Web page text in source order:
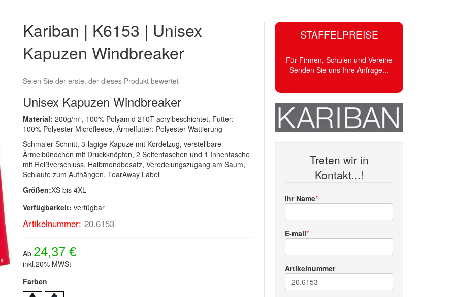
Kariban | K6153 | Unisex
Kapuzen Windbreaker
Seien Sie der erste, der dieses Produkt bewertet
Unisex Kapuzen Windbreaker
Material:200g/m², 100% Polyamid 210T acrylbeschichtet, Futter:
100% Polyester Microfleece, Ärmelfutter: Polyester Wattierung
Schmaler Schnitt, 3-lagige Kapuze mit Kordelzug, verstellbare
Ärmelbündchen mit Druckknöpfen, 2 Seitentaschen und 1 Innentasche
mit Reißverschluss, Halbmondbesatz, Veredelungszugang am Saum,
Schlaufe zum Aufhängen, TearAway Label
Größen:XS bis 4XL
Verfügbarkeit: verfügbar
Artikelnummer: 20.6153
Ab 24,37 €
inkl.20% MWSt
Farben
STAFFELPREISE
Für Firmen, Schulen und Vereine
Senden Sie uns Ihre Anfrage...
Treten wir in
Kontakt...!
Ihr Name
E-mail
Artikelnummer